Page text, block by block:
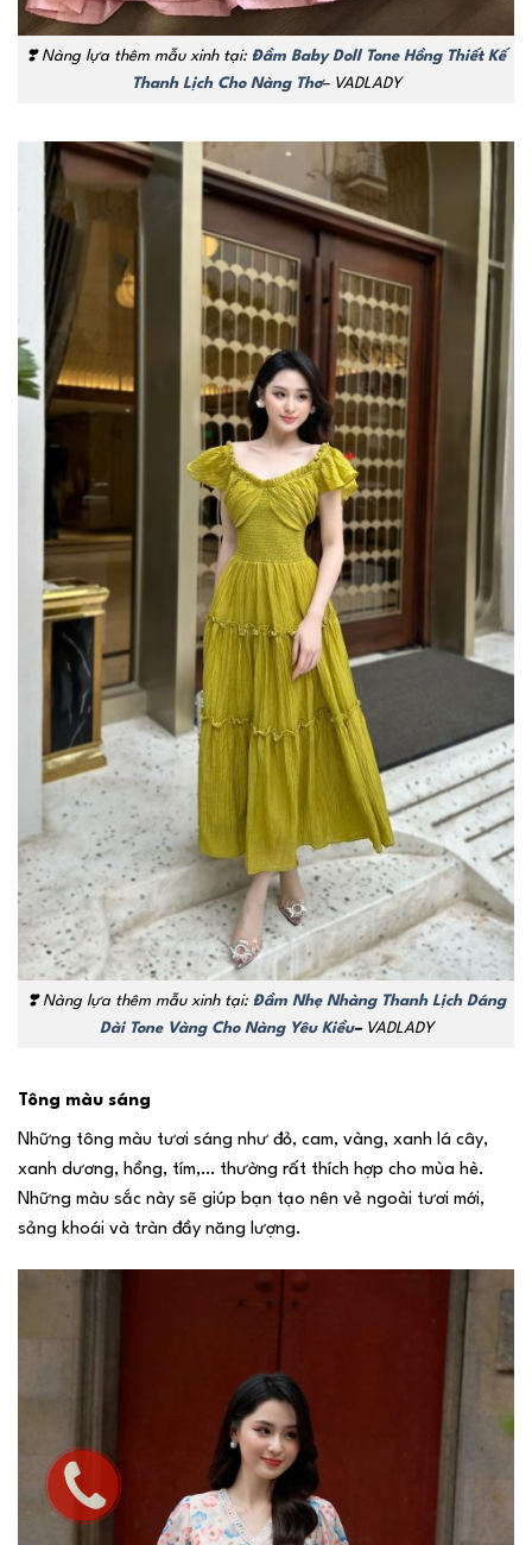
❣️ Nàng lựa thêm mẫu xinh tại: Đầm Baby Doll Tone Hồng Thiết Kế
Thanh Lịch Cho Nàng Thơ– VADLADY
❣️ Nàng lựa thêm mẫu xinh tại: Đầm Nhẹ Nhàng Thanh Lịch Dáng
Dài Tone Vàng Cho Nàng Yêu Kiều–VADLADY
Tông màu sáng
Những tông màu tươi sáng như đỏ, cam, vàng, xanh lá cây,
xanh dương, hồng, tím,… thường rất thích hợp cho mùa hè.
Những màu sắc này sẽ giúp bạn tạo nên vẻ ngoài tươi mới,
sảng khoái và tràn đầy năng lượng.